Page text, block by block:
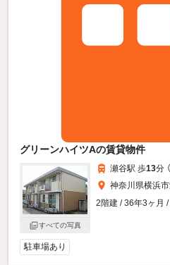
グリーンハイツAの賃貸物件
すべての写真
瀬谷駅 歩13分
神奈川県横浜
2階建 / 36年3ヶ月
駐車場あり